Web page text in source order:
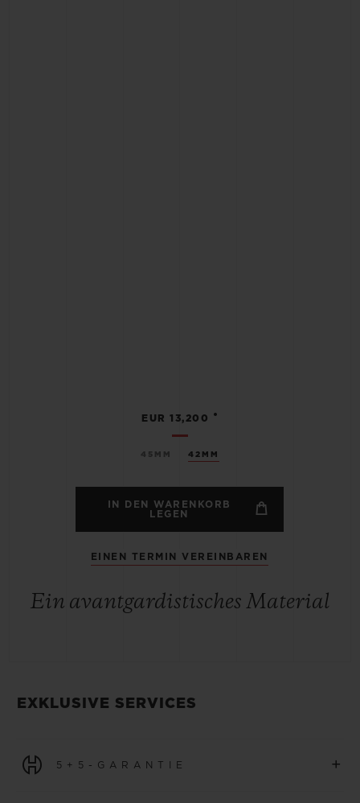
45MM 42MM
EUR 13,200 •
IN DEN WARENKORB
LEGEN
EINEN TERMIN VEREINBAREN
Ein avantgardistisches Material
EXKLUSIVE SERVICES
5+5-GARANTIE +